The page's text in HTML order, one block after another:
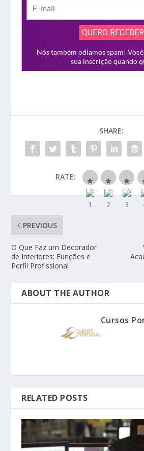
SHARE:
RATE:
PREVIOUS
O Que Faz um Decorador
de Interiores: Funções e
Perfil Profissional
ABOUT THE AUTHOR
Cursos
RELATED POSTS